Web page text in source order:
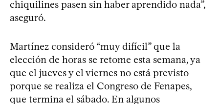
chiquilines pasen sin haber aprendido nada”,
aseguró.
Martínez consideró “muy difícil” que la
elección de horas se retome esta semana, ya
que el jueves y el viernes no está previsto
porque se realiza el Congreso de Fenapes,
que termina el sábado. En algunos